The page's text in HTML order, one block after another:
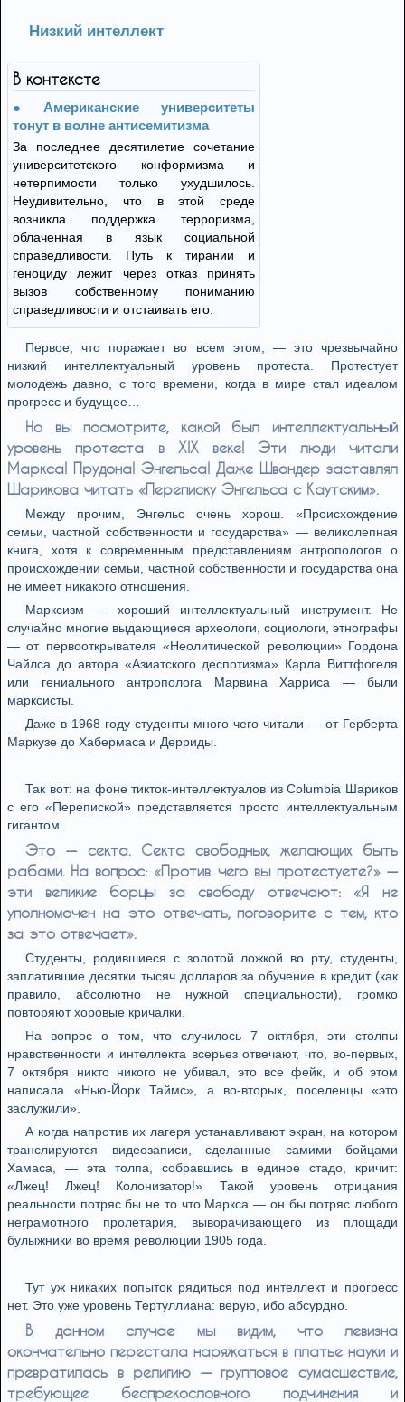
Низкий интеллект
В контексте
Американские университеты
тонут в волне антисемитизма
За последнее десятилетие сочетание
университетского конформизма и
нетерпимости только ухудшилось.
Неудивительно, что в этой среде
возникла поддержка терроризма,
облаченная в язык социальной
справедливости. Путь к тирании и
геноциду лежит через отказ принять
вызов собственному пониманию
справедливости и отстаивать его.
Первое, что поражает во всем этом, — это чрезвычайно
низкий интеллектуальный уровень протеста. Протестует
молодежь давно, с того времени, когда в мире стал идеалом
прогресс и будущее…
Но вы посмотрите, какой был интеллектуальный
уровень протеста в XIX веке! Эти люди читали
Маркса! Прудона! Энгельса! Даже Швондер заставлял
Шарикова читать «Переписку Энгельса с Каутским».
Между прочим, Энгельс очень хорош. «Происхождение
семьи, частной собственности и государства» — великолепная
книга, хотя к современным представлениям антропологов о
происхождении семьи, частной собственности и государства она
не имеет никакого отношения.
Марксизм — хороший интеллектуальный инструмент. Не
случайно многие выдающиеся археологи, социологи, этнографы
— от первооткрывателя «Неолитической революции» Гордона
Чайлса до автора «Азиатского деспотизма» Карла Виттфогеля
или гениального антрополога Марвина Харриса — были
марксисты.
Даже в 1968 году студенты много чего читали — от Герберта
Маркузе до Хабермаса и Дерриды.
Так вот: на фоне тикток-интеллектуалов из Columbia Шариков
с его «Перепиской» представляется просто интеллектуальным
гигантом.
Это — секта. Секта свободных, желающих быть
рабами. На вопрос: «Против чего вы протестуете?» —
эти великие борцы за свободу отвечают: «Я не
уполномочен на это отвечать, поговорите с тем, кто
за это отвечает».
Студенты, родившиеся с золотой ложкой во рту, студенты,
заплатившие десятки тысяч долларов за обучение в кредит (как
правило, абсолютно не нужной специальности), громко
повторяют хоровые кричалки.
На вопрос о том, что случилось 7 октября, эти столпы
нравственности и интеллекта всерьез отвечают, что, во-первых,
7 октября никто никого не убивал, это все фейк, и об этом
написала «Нью-Йорк Таймс», а во-вторых, поселенцы «это
заслужили».
А когда напротив их лагеря устанавливают экран, на котором
транслируются видеозаписи, сделанные самими бойцами
Хамаса, — эта толпа, собравшись в единое стадо, кричит:
«Лжец! Лжец! Колонизатор!» Такой уровень отрицания
реальности потряс бы не то что Маркса — он бы потряс любого
неграмотного пролетария, выворачивающего из площади
булыжники во время революции 1905 года.
Тут уж никаких попыток рядиться под интеллект и прогресс
нет. Это уже уровень Тертуллиана: верую, ибо абсурдно.
В данном случае мы видим, что левизна
окончательно перестала наряжаться в платье науки и
превратилась в религию — групповое сумасшествие,
требующее беспрекословного подчинения и